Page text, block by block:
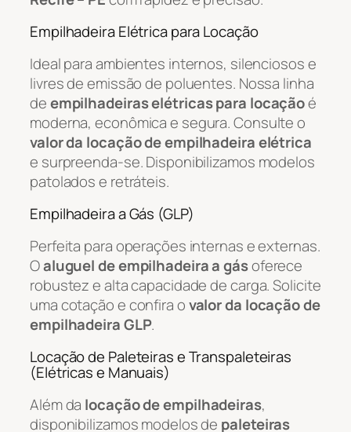
Empilhadeira Elétrica para Locação
Ideal para ambientes internos, silenciosos e
livres de emissão de poluentes. Nossa linha
deempilhadeiras elétricas para locaçãoé
moderna, econômica e segura. Consulte o
valor da locação de empilhadeira elétrica
e surpreenda-se. Disponibilizamos modelos
patolados e retráteis.
Empilhadeira a Gás (GLP)
Perfeita para operações internas e externas.
Oaluguel de empilhadeira a gásoferece
robustez e alta capacidade de carga. Solicite
uma cotação e confira ovalor da locação de
empilhadeira GLP.
Locação de Paleteiras e Transpaleteiras
(Elétricas e Manuais)
Além da locação de empilhadeiras,
disponibilizamos modelos de paleteiras